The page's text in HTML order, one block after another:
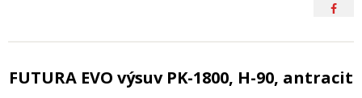
FUTURA EVO výsuv PK-1800, H-90, antracit